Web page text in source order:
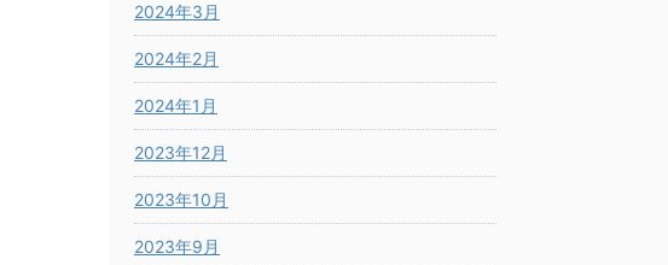
2024年3月
2024年2月
2024年1月
2023年12月
2023年10月
2023年9月